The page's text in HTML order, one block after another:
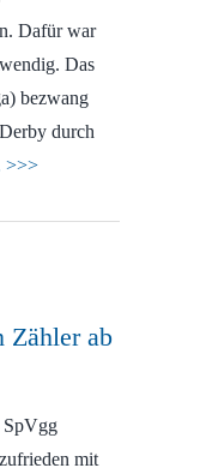
Dafür war
Das
bezwang
durch
>>>
Zähler ab
mit